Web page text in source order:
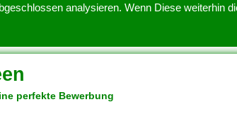
analysieren. Wenn Diese weiterhin
perfekte Bewerbung